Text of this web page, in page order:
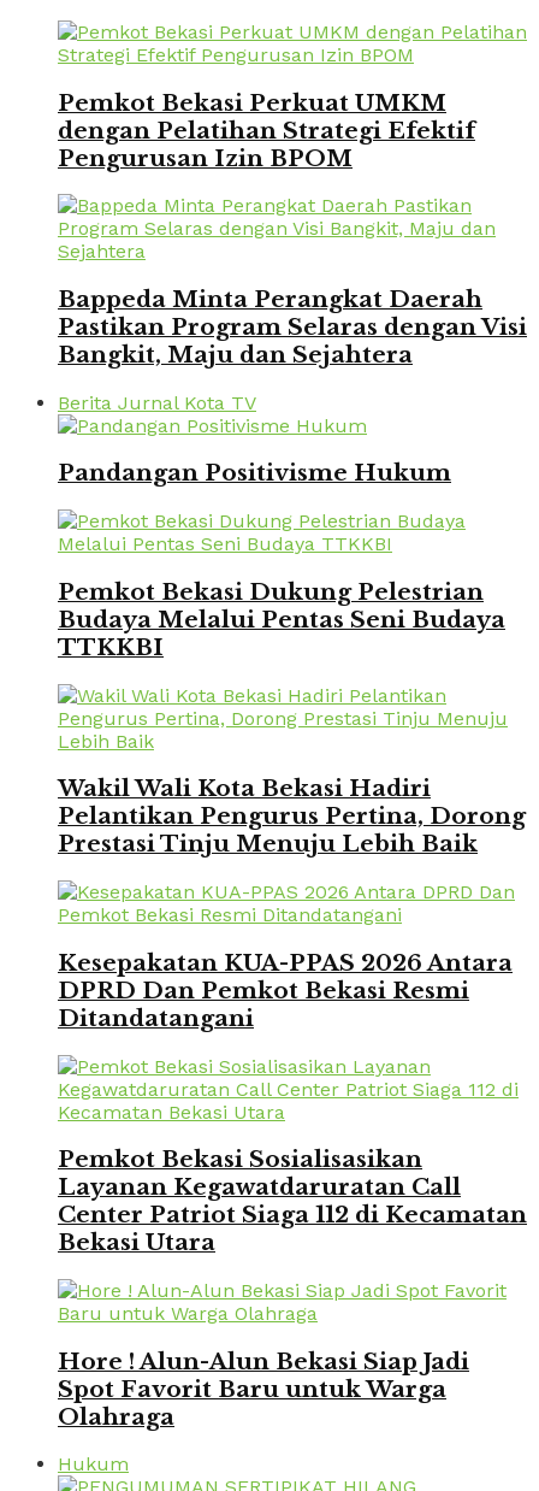
Pemkot Bekasi Perkuat UMKM
dengan Pelatihan Strategi Efektif
Pengurusan Izin BPOM
Bappeda Minta Perangkat Daerah
Pastikan Program Selaras dengan Visi
Bangkit, Maju dan Sejahtera
Berita Jurnal Kota TV
Pandangan Positivisme Hukum
Pemkot Bekasi Dukung Pelestrian
Budaya Melalui Pentas Seni Budaya
TTKKBI
Wakil Wali Kota Bekasi Hadiri
Pelantikan Pengurus Pertina, Dorong
Prestasi Tinju Menuju Lebih Baik
Kesepakatan KUA-PPAS 2026 Antara
DPRD Dan Pemkot Bekasi Resmi
Ditandatangani
Pemkot Bekasi Sosialisasikan
Layanan Kegawatdaruratan Call
Center Patriot Siaga 112 di Kecamatan
Bekasi Utara
Hore ! Alun-Alun Bekasi Siap Jadi
Spot Favorit Baru untuk Warga
Olahraga
Hukum